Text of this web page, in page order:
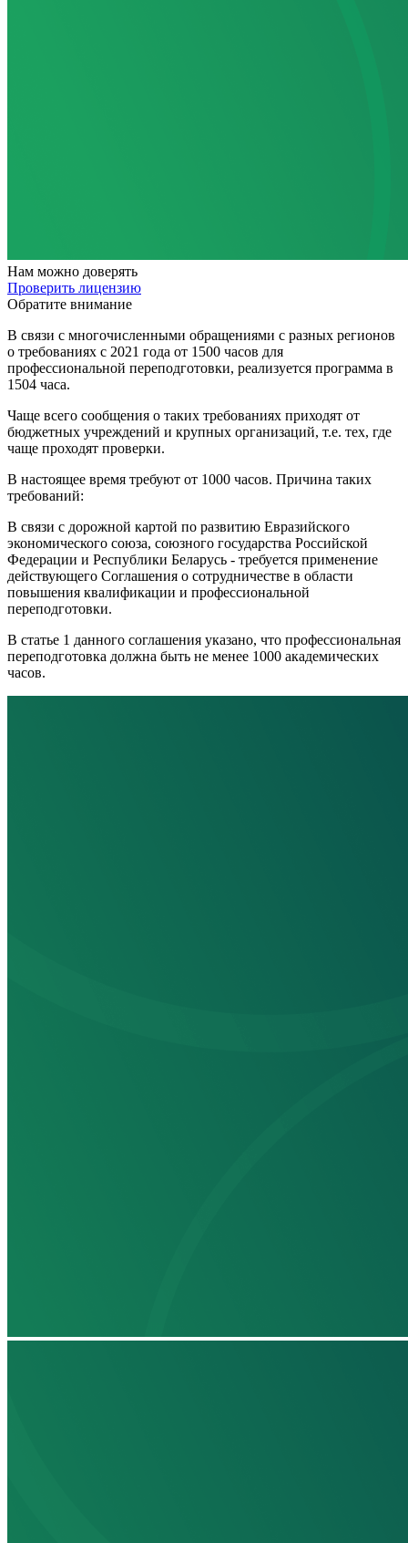
Нам можно доверять
Проверить лицензию
Обратите внимание
В связи с многочисленными обращениями с разных регионов
о требованиях с 2021 года от 1500 часов для
профессиональной переподготовки, реализуется программа в
1504 часа.
Чаще всего сообщения о таких требованиях приходят от
бюджетных учреждений и крупных организаций, т.е. тех, где
чаще проходят проверки.
В настоящее время требуют от 1000 часов. Причина таких
требований:
В связи с дорожной картой по развитию Евразийского
экономического союза, союзного государства Российской
Федерации и Республики Беларусь - требуется применение
действующего Соглашения о сотрудничестве в области
повышения квалификации и профессиональной
переподготовки.
В статье 1 данного соглашения указано, что профессиональная
переподготовка должна быть не менее 1000 академических
часов.